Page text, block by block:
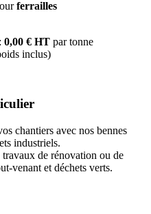
ferrailles
0,00 € HT par tonne
inclus)
chantiers avec nos bennes
industriels.
de rénovation ou de
venant et déchets verts.